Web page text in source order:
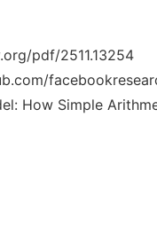
pdf/2511.13254
How Simple